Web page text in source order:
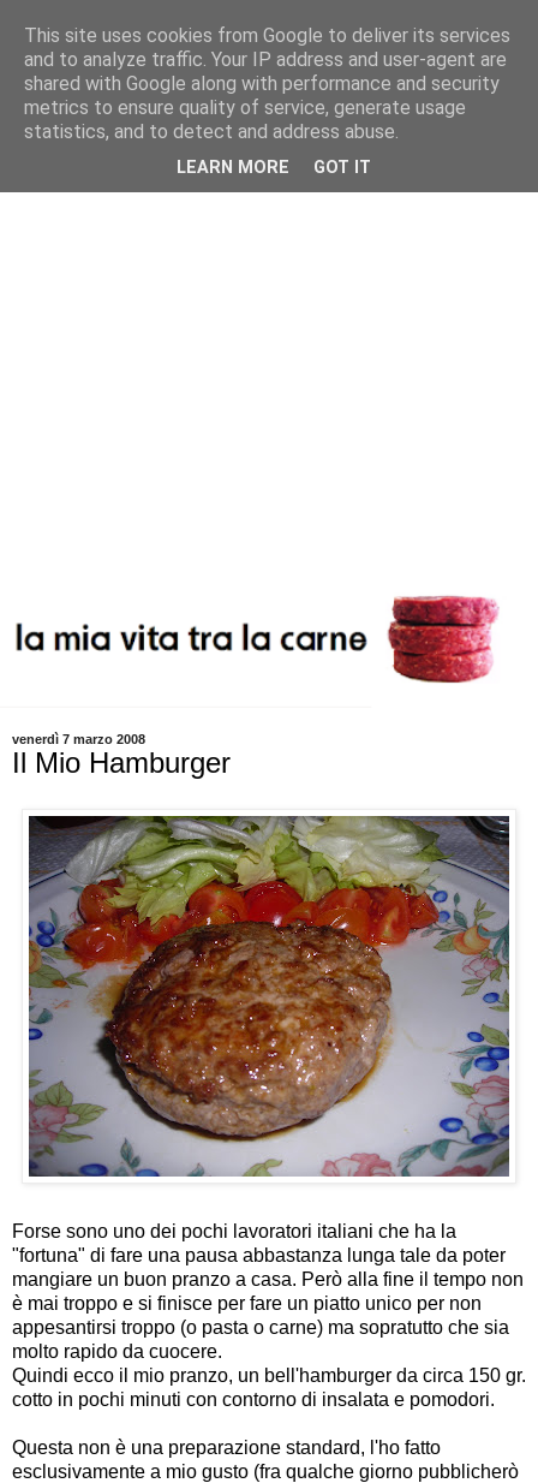
venerdì 7 marzo 2008
Il Mio Hamburger
Forse sono uno dei pochi lavoratori italiani che ha la
"fortuna" di fare una pausa abbastanza lunga tale da poter
mangiare un buon pranzo a casa. Però alla fine il tempo non
è mai troppo e si finisce per fare un piatto unico per non
appesantirsi troppo (o pasta o carne) ma sopratutto che sia
molto rapido da cuocere.
Quindi ecco il mio pranzo, un bell'hamburger da circa 150 gr.
cotto in pochi minuti con contorno di insalata e pomodori.
Questa non è una preparazione standard, l'ho fatto
esclusivamente a mio gusto (fra qualche giorno pubblicherò
This site uses cookies from Google to deliver its services
and to analyze traffic. Your IP address and user-agent are
shared with Google along with performance and security
metrics to ensure quality of service, generate usage
statistics, and to detect and address abuse.
LEARN MORE GOT IT